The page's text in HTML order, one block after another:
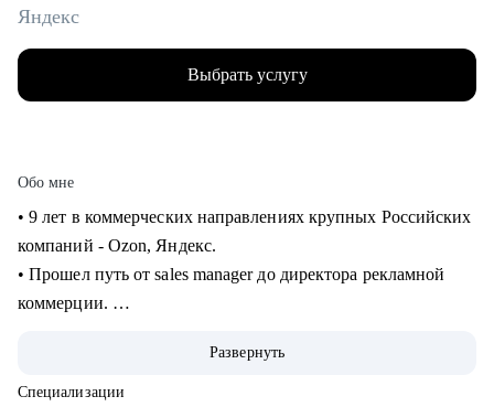
Яндекс
Выбрать услугу
Обо мне
• 9 лет в коммерческих направлениях крупных Российских
компаний - Ozon, Яндекс.
• Прошел путь от sales manager до директора рекламной
коммерции.
• Выстраивание направлений с нуля, регламенты, KPI,
мотивация.
Развернуть
Специализации